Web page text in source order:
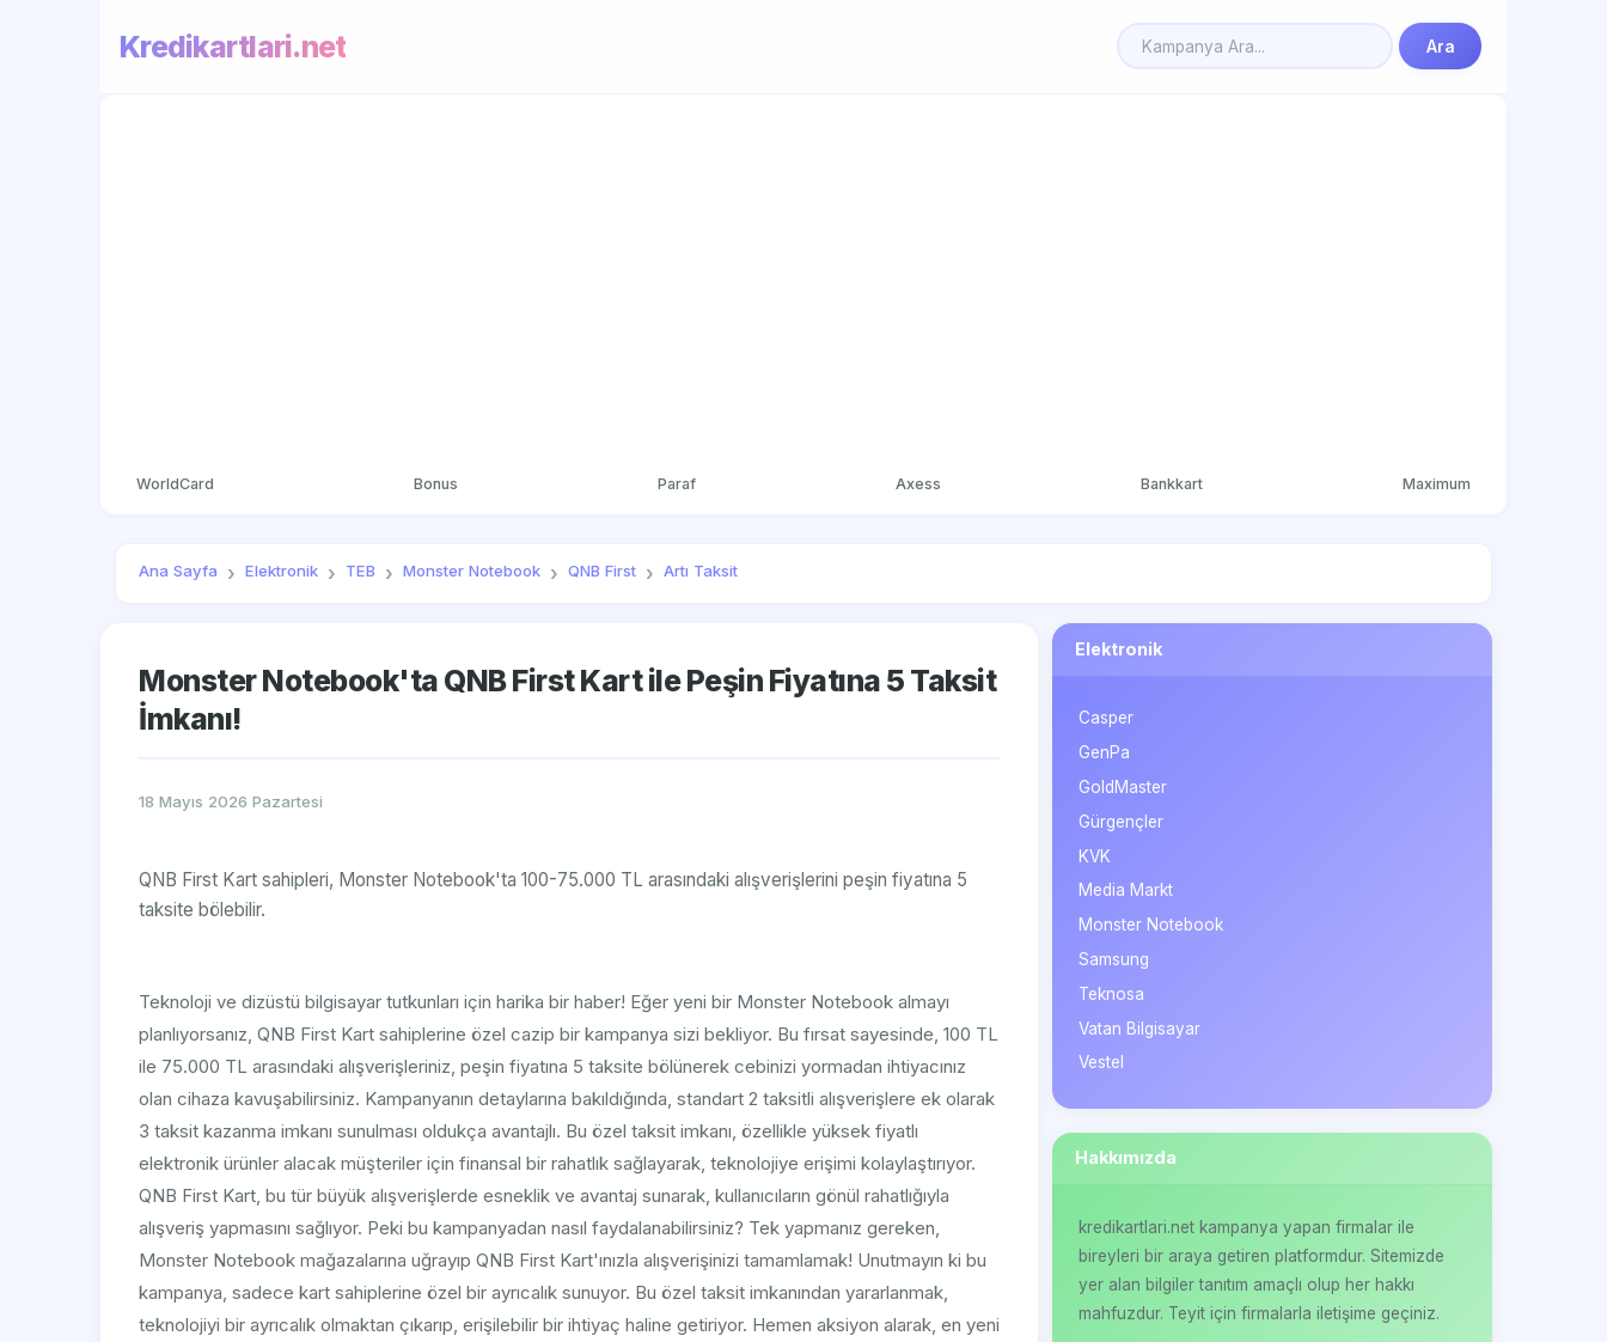
Kredikartlari.net Ara
WorldCard Bonus Paraf Axess Bankkart Maximum
Ana Sayfa Elektronik TEB Monster Notebook QNB First Artı Taksit
Monster Notebook'ta QNB First Kart ile Peşin Fiyatına 5 Taksit
İmkanı!
18 Mayıs 2026 Pazartesi
QNB First Kart sahipleri, Monster Notebook'ta 100-75.000 TL arasındaki alışverişlerini peşin fiyatına 5
taksite bölebilir.
Teknoloji ve dizüstü bilgisayar tutkunları için harika bir haber! Eğer yeni bir Monster Notebook almayı
planlıyorsanız, QNB First Kart sahiplerine özel cazip bir kampanya sizi bekliyor. Bu fırsat sayesinde, 100 TL
ile 75.000 TL arasındaki alışverişleriniz, peşin fiyatına 5 taksite bölünerek cebinizi yormadan ihtiyacınız
olan cihaza kavuşabilirsiniz. Kampanyanın detaylarına bakıldığında, standart 2 taksitli alışverişlere ek olarak
3 taksit kazanma imkanı sunulması oldukça avantajlı. Bu özel taksit imkanı, özellikle yüksek fiyatlı
elektronik ürünler alacak müşteriler için finansal bir rahatlık sağlayarak, teknolojiye erişimi kolaylaştırıyor.
QNB First Kart, bu tür büyük alışverişlerde esneklik ve avantaj sunarak, kullanıcıların gönül rahatlığıyla
alışveriş yapmasını sağlıyor. Peki bu kampanyadan nasıl faydalanabilirsiniz? Tek yapmanız gereken,
Monster Notebook mağazalarına uğrayıp QNB First Kart'ınızla alışverişinizi tamamlamak! Unutmayın ki bu
kampanya, sadece kart sahiplerine özel bir ayrıcalık sunuyor. Bu özel taksit imkanından yararlanmak,
teknolojiyi bir ayrıcalık olmaktan çıkarıp, erişilebilir bir ihtiyaç haline getiriyor. Hemen aksiyon alarak, en yeni
Elektronik
Casper
GenPa
GoldMaster
Gürgençler
KVK
Media Markt
Monster Notebook
Samsung
Teknosa
Vatan Bilgisayar
Vestel
Hakkımızda
kredikartlari.net kampanya yapan firmalar ile
bireyleri bir araya getiren platformdur. Sitemizde
yer alan bilgiler tanıtım amaçlı olup her hakkı
mahfuzdur. Teyit için firmalarla iletişime geçiniz.